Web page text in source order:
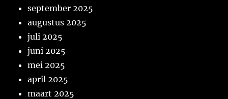
september 2025
augustus 2025
juli 2025
juni 2025
mei 2025
april 2025
maart 2025